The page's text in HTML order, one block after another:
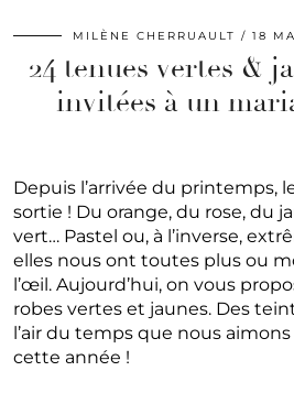
MILÈNE CHERRUAULT 18
24 tenues vertes &
invitées à un
Depuis l’arrivée du printemps,
sortie ! Du orange, du rose, du
vert… Pastel ou, à l’inverse,
elles nous ont toutes plus ou
l’œil. Aujourd’hui, on vous
robes vertes et jaunes. Des
l’air du temps que nous
cette année !